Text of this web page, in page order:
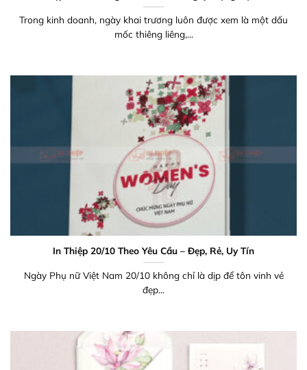
Trong kinh doanh, ngày khai trương luôn được xem là một dấu
mốc thiêng liêng,...
In Thiệp 20/10 Theo Yêu Cầu – Đẹp, Rẻ, Uy Tín
Ngày Phụ nữ Việt Nam 20/10 không chỉ là dịp để tôn vinh vẻ
đẹp...